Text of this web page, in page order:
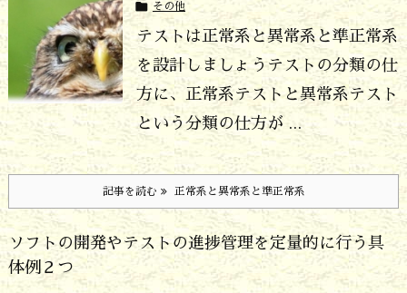
 その他
テストは正常系と異常系と準正常系
を設計しましょうテストの分類の仕
方に、正常系テストと異常系テスト
という分類の仕方が ...
記事を読む 正常系と異常系と準正常系
ソフトの開発やテストの進捗管理を定量的に行う具
体例２つ